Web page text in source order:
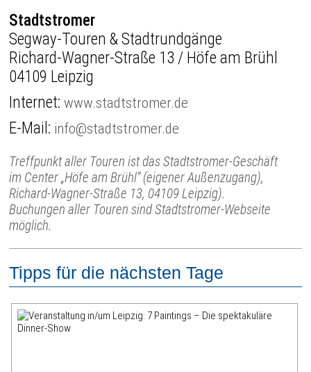
Stadtstromer
Segway-Touren & Stadtrundgänge
Richard-Wagner-Straße 13 / Höfe am Brühl
04109 Leipzig
Internet:www.stadtstromer.de
E-Mail: info@stadtstromer.de
Treffpunkt aller Touren ist das Stadtstromer-Geschäft
im Center „Höfe am Brühl“ (eigener Außenzugang),
Richard-Wagner-Straße 13, 04109 Leipzig).
Buchungen aller Touren sind Stadtstromer-Webseite
möglich.
Tipps für die nächsten Tage